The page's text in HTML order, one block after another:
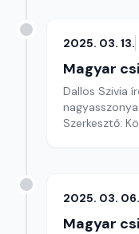
2025. 03. 13.
Magyar
Dallos Szivia
nagyasszonya
Szerkesztő:
2025. 03. 06.
Magyar